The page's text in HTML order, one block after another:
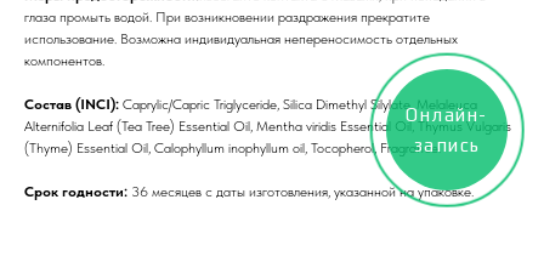
глаза промыть водой. При возникновении раздражения прекратите
использование. Возможна индивидуальная непереносимость отдельных
компонентов.
Состав (INCI): Caprylic/Capric Triglyceride, Silica Dimethyl Silylate, Melaleuca
Alternifolia Leaf (Tea Tree) Essential Oil, Mentha viridis Essential Oil, Thymus Vulgaris
(Thyme) Essential Oil, Calophyllum inophyllum oil, Tocopherol, Fragrance.
Срок годности: 36 месяцев с даты изготовления, указанной на упаковке.
Онлайн-
запись